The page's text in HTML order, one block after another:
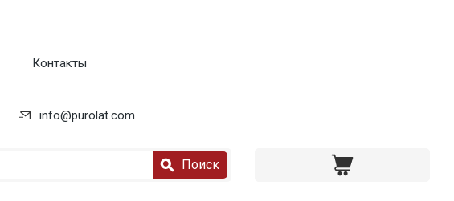
Контакты
info@purolat.com
Поиск